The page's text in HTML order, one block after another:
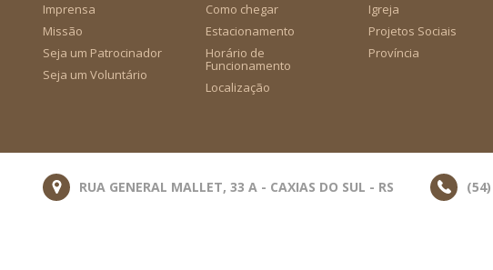
Imprensa
Missão
Seja um Patrocinador
Seja um Voluntário
Igreja
Projetos Sociais
Província
Como chegar
Estacionamento
Horário de
Funcionamento
Localização
RUA GENERAL MALLET, 33 A - CAXIAS DO SUL - RS